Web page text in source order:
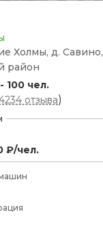
Холмы, д. Савино,
район
100 чел.
отзыва)
₽/чел.